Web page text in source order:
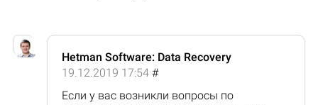
Hetman Software: Data Recovery
19.12.2019 17:54 #
Если у вас возникли вопросы по